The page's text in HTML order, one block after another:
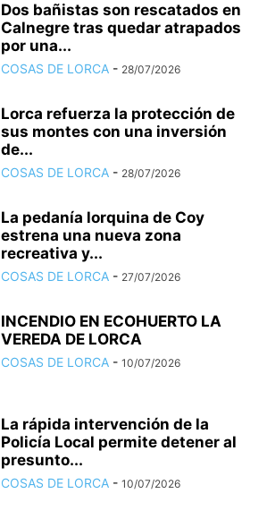
Dos bañistas son rescatados en
Calnegre tras quedar atrapados
por una...
COSAS DE LORCA - 28/07/2026
Lorca refuerza la protección de
sus montes con una inversión
de...
COSAS DE LORCA - 28/07/2026
La pedanía lorquina de Coy
estrena una nueva zona
recreativa y...
COSAS DE LORCA - 27/07/2026
INCENDIO EN ECOHUERTO LA
VEREDA DE LORCA
COSAS DE LORCA - 10/07/2026
La rápida intervención de la
Policía Local permite detener al
presunto...
COSAS DE LORCA - 10/07/2026